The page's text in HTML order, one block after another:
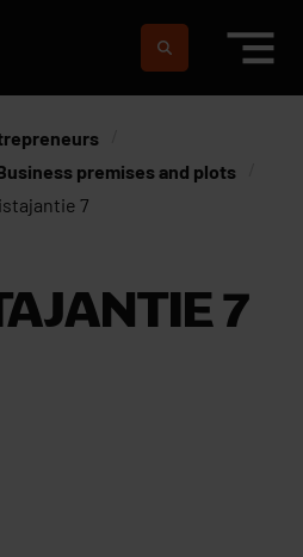
premises and plots
7
7